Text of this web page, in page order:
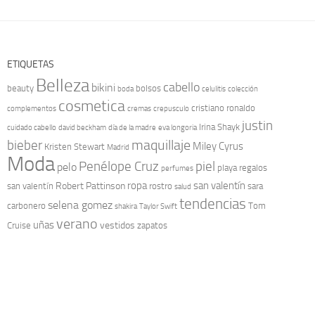
ETIQUETAS
beauty Belleza bikini boda bolsos cabello celulitis colección
complementos cosmetica cremas crepusculo cristiano ronaldo
cuidado cabello david beckham día de la madre eva longoria Irina Shayk justin
bieber Kristen Stewart Madrid maquillaje Miley Cyrus
Moda pelo Penélope Cruz perfumes piel playa regalos
san valentín Robert Pattinson ropa rostro salud san valentín sara
carbonero selena gomez shakira Taylor Swift tendencias Tom
Cruise uñasverano vestidos zapatos